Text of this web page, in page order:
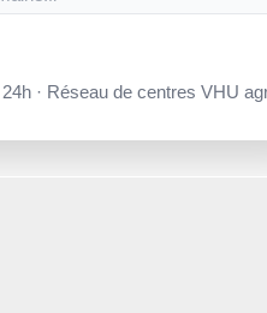
· Réseau de centres VHU